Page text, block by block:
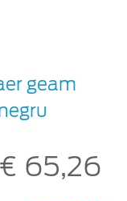
geam
€ 65,26